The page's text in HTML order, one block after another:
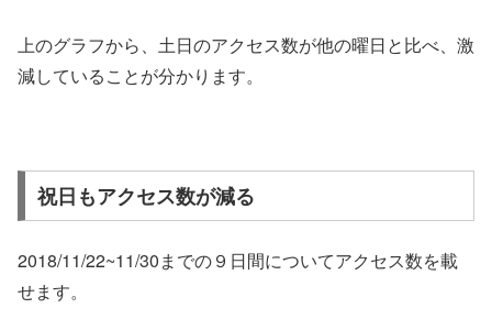
上のグラフから、土日のアクセス数が他の曜日と比べ、激
減していることが分かります。
祝日もアクセス数が減る
2018/11/22~11/30までの９日間についてアクセス数を載
せます。